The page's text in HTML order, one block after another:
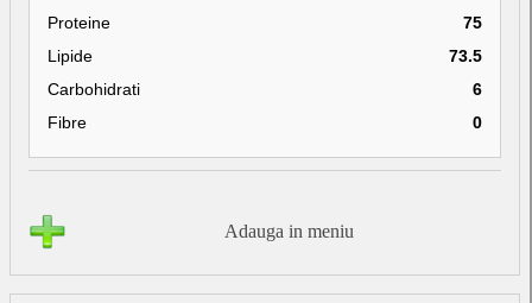
Proteine
75
Lipide
73.5
Carbohidrati
6
Fibre
0
Adauga in meniu